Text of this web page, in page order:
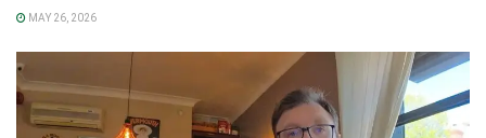
MAY 26, 2026